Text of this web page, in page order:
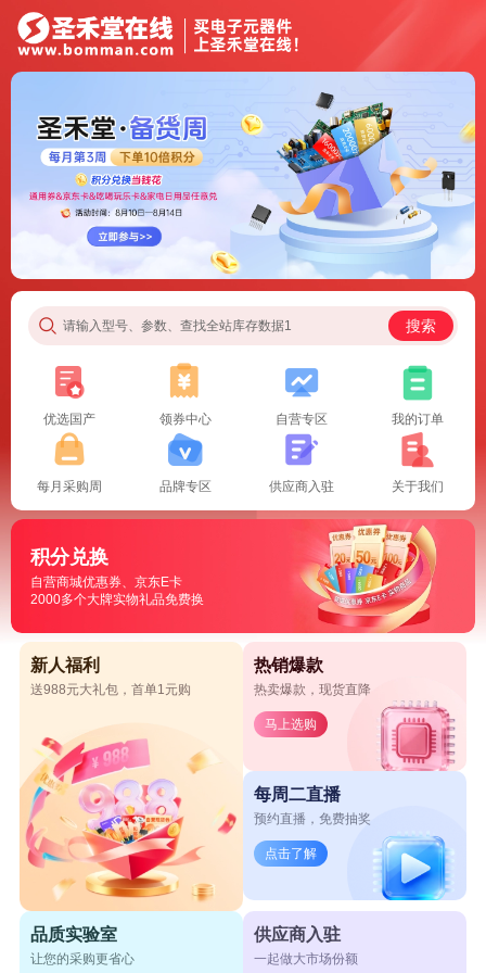
请输入型号、参数、查找全站库存数据1 搜索
优选国产 领券中心 自营专区 我的订单
每月采购周 品牌专区 供应商入驻 关于我们
积分兑换
自营商城优惠券、京东E卡
2000多个大牌实物礼品免费换
新人福利
送988元大礼包，首单1元购
热销爆款
热卖爆款，现货直降
马上选购
每周二直播
预约直播，免费抽奖
点击了解
品质实验室
让您的采购更省心
供应商入驻
一起做大市场份额